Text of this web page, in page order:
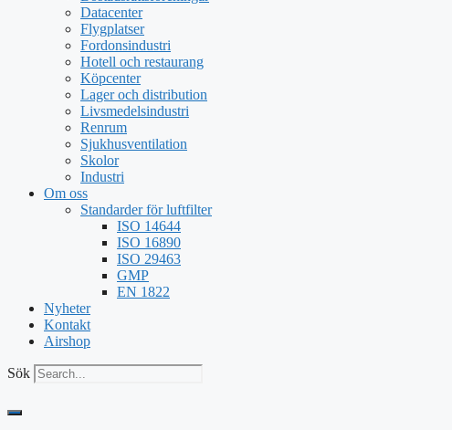
Datacenter
Flygplatser
Fordonsindustri
Hotell och restaurang
Köpcenter
Lager och distribution
Livsmedelsindustri
Renrum
Sjukhusventilation
Skolor
Industri
Om oss
Standarder för luftfilter
ISO 14644
ISO 16890
ISO 29463
GMP
EN 1822
Nyheter
Kontakt
Airshop
Sök